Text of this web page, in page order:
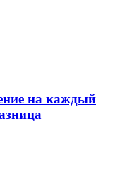
на каждый